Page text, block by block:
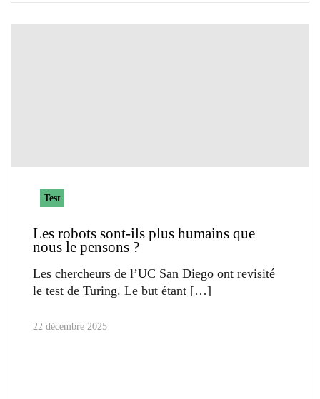
Test
Les robots sont-ils plus humains que
nous le pensons ?
Les chercheurs de l’UC San Diego ont revisité
le test de Turing. Le but étant
22 décembre 2025